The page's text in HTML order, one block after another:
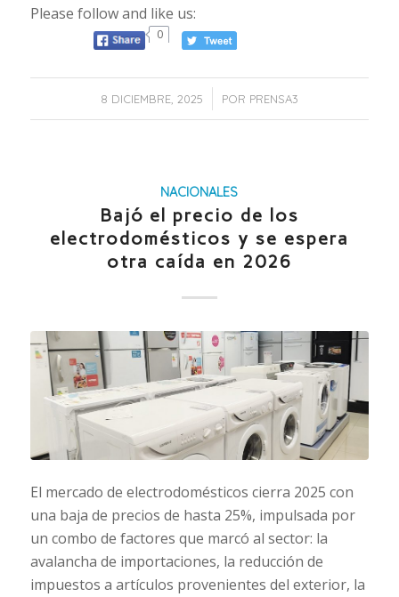
Please follow and like us:
0
8 DICIEMBRE, 2025
/ POR PRENSA3
NACIONALES
Bajó el precio de los
electrodomésticos y se espera
otra caída en 2026
El mercado de electrodomésticos cierra 2025 con
una baja de precios de hasta 25%, impulsada por
un combo de factores que marcó al sector: la
avalancha de importaciones, la reducción de
impuestos a artículos provenientes del exterior, la